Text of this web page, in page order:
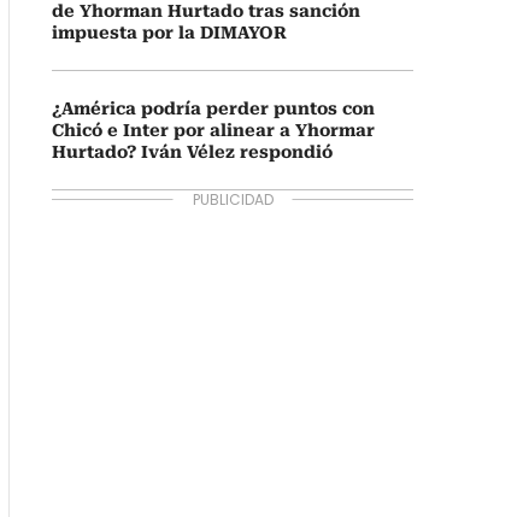
de Yhorman Hurtado tras sanción
impuesta por la DIMAYOR
¿América podría perder puntos con
Chicó e Inter por alinear a Yhormar
Hurtado? Iván Vélez respondió